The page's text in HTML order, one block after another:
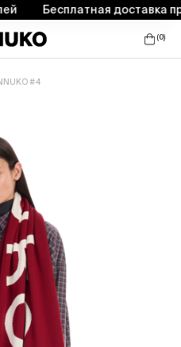
Бесплатная доставка
(0)
#4